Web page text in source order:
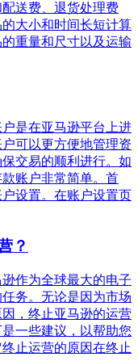
送费、退货处理费
大小和时间长短计算
重量和尺寸以及运输
是在亚马逊平台上进
可以更方便地管理资
交易的顺利进行。如
账户非常简单。首
设置。在账户设置页
？
作为全球最大的电子
务。无论是因为市场
，终止亚马逊的运营
一些建议，以帮助您
止运营的原因在终止